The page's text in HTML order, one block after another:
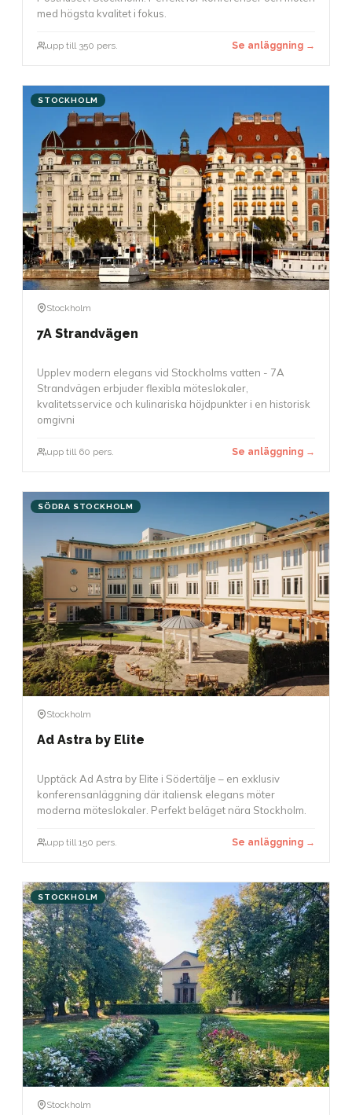
med högsta kvalitet i fokus.
upp till 350 pers. Se anläggning →
STOCKHOLM
Stockholm
7A Strandvägen
Upplev modern elegans vid Stockholms vatten - 7A
Strandvägen erbjuder flexibla möteslokaler,
kvalitetsservice och kulinariska höjdpunkter i en historisk
omgivni
upp till 60 pers. Se anläggning →
SÖDRA STOCKHOLM
Stockholm
Ad Astra by Elite
Upptäck Ad Astra by Elite i Södertälje – en exklusiv
konferensanläggning där italiensk elegans möter
moderna möteslokaler. Perfekt beläget nära Stockholm.
upp till 150 pers. Se anläggning →
STOCKHOLM
Stockholm